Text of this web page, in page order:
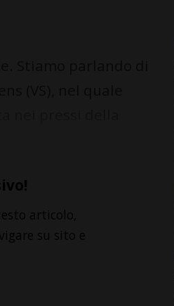
articolo,
su sito e